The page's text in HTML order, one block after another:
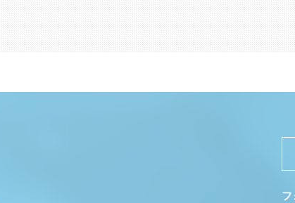
フ